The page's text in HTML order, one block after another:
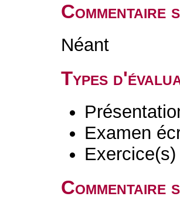
Néant
Types
Examen